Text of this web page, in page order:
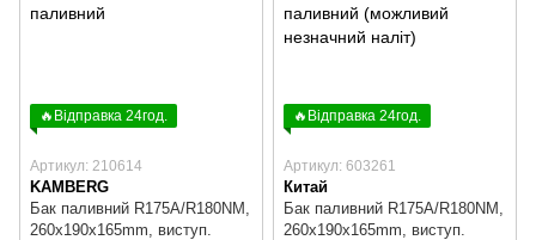
🔥Відправка 24год.
Артикул: 210614
KAMBERG
Бак паливний R175A/R180NM,
260x190x165mm, виступ.
🔥Відправка 24год.
Артикул: 603261
Китай
Бак паливний R175A/R180NM,
260x190x165mm, виступ.